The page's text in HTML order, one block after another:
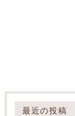
最近の投稿